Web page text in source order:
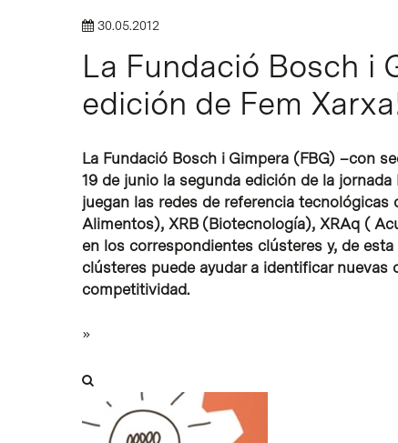
Intro para buscar o ESC per cerrar
30.05.2012
La Fundació Bosch i
edición de Fem
La Fundació Bosch i Gimpera (FBG) –con
19 de junio la segunda edición de la
juegan las redes de referencia tecnológicas
Alimentos), XRB (Biotecnología), XRAq (
en los correspondientes clústeres y, de
clústeres puede ayudar a identificar
competitividad.
»